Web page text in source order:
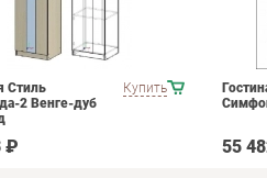
Купить
Стиль
2 Венге-дуб
₽ 55